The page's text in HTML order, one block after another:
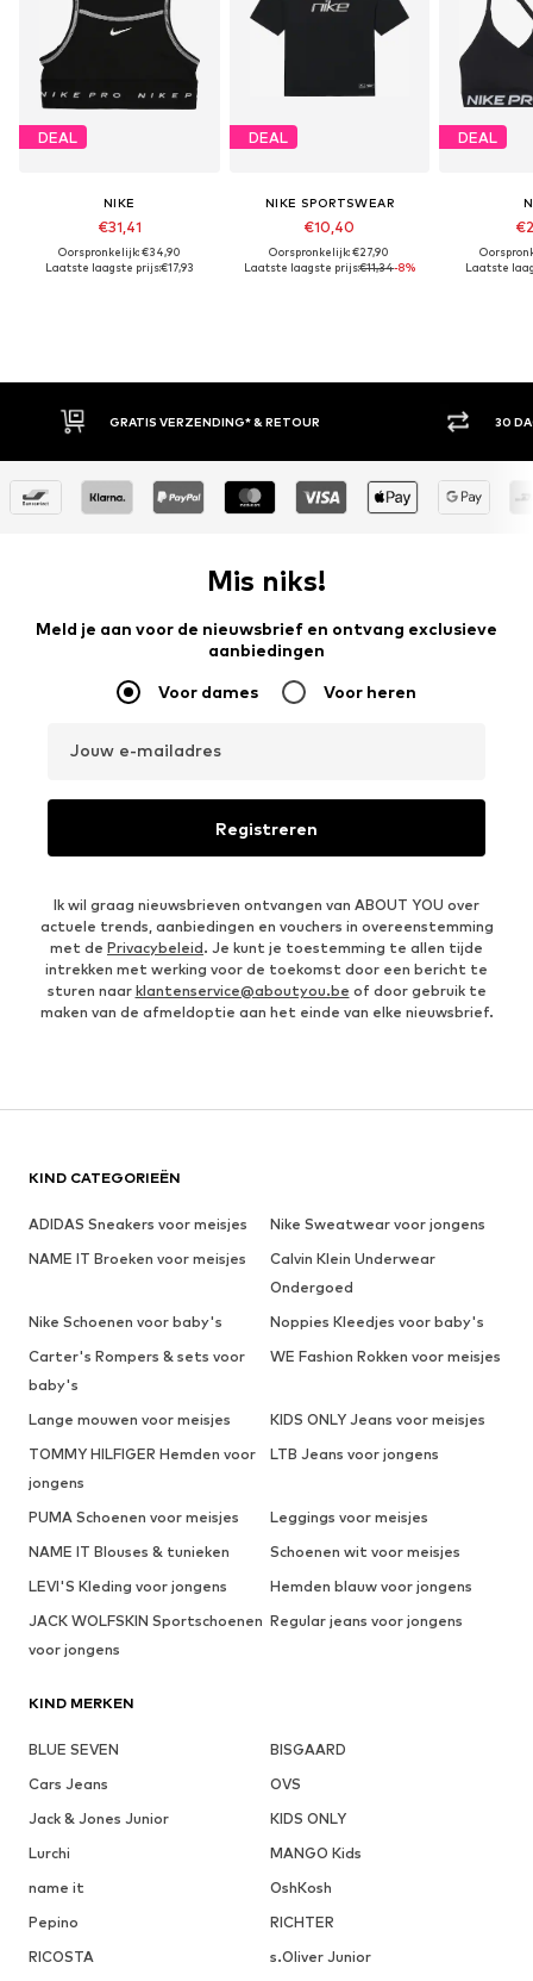
DEAL
NIKE
€31,41
Oorspronkelijk: €34,90
Laatste laagste prijs:€17,93
DEAL
NIKE SPORTSWEAR
€10,40
Oorspronkelijk: €27,90
Laatste laagste prijs:€11,34-8%
DEAL
Laatste
& RETOUR 30 DAGEN BEDENKTIJD
Mis niks!
Meld je aan voor de nieuwsbrief en ontvang exclusieve
aanbiedingen
Voor dames Voor heren
Jouw e-mailadres
Registreren
Ik wil graag nieuwsbrieven ontvangen van ABOUT YOU over
actuele trends, aanbiedingen en vouchers in overeenstemming
met de Privacybeleid. Je kunt je toestemming te allen tijde
intrekken met werking voor de toekomst door een bericht te
sturen naar klantenservice@aboutyou.be of door gebruik te
maken van de afmeldoptie aan het einde van elke nieuwsbrief.
KIND CATEGORIEËN
ADIDAS Sneakers voor meisjes
Nike Sweatwear voor jongens
NAME IT Broeken voor meisjes
Calvin Klein Underwear
Ondergoed
Nike Schoenen voor baby's
Noppies Kleedjes voor baby's
Carter's Rompers & sets voor
baby's
WE Fashion Rokken voor meisjes
Lange mouwen voor meisjes
KIDS ONLY Jeans voor meisjes
TOMMY HILFIGER Hemden voor
jongens
LTB Jeans voor jongens
PUMA Schoenen voor meisjes
Leggings voor meisjes
NAME IT Blouses & tunieken
Schoenen wit voor meisjes
LEVI'S Kleding voor jongens
Hemden blauw voor jongens
JACK WOLFSKIN Sportschoenen
voor jongens
Regular jeans voor jongens
KIND MERKEN
BLUE SEVEN
BISGAARD
Cars Jeans
OVS
Jack & Jones Junior
KIDS ONLY
Lurchi
MANGO Kids
name it
OshKosh
Pepino
RICHTER
RICOSTA
s.Oliver Junior